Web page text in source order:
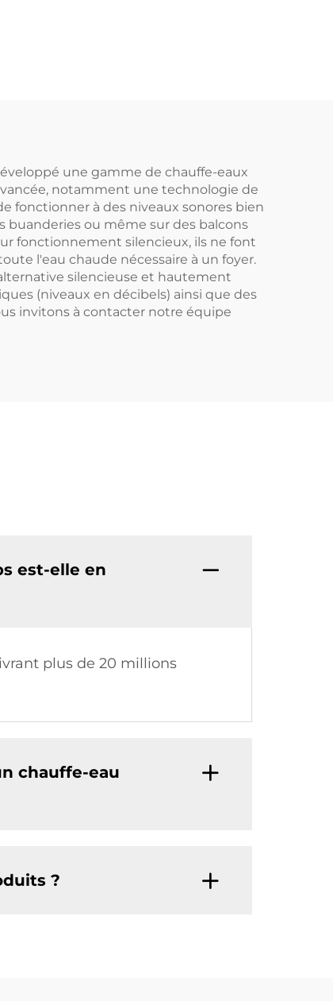
Silencieuse
une gamme de chauffe-eaux
notamment une technologie de
fonctionner à des niveaux sonores bien
buanderies ou même sur des balcons
fonctionnement silencieux, ils ne font
l'eau chaude nécessaire à un foyer.
silencieuse et hautement
(niveaux en décibels) ainsi que des
invitons à contacter notre équipe
est-elle en
plus de 20 millions
chauffe-eau
?